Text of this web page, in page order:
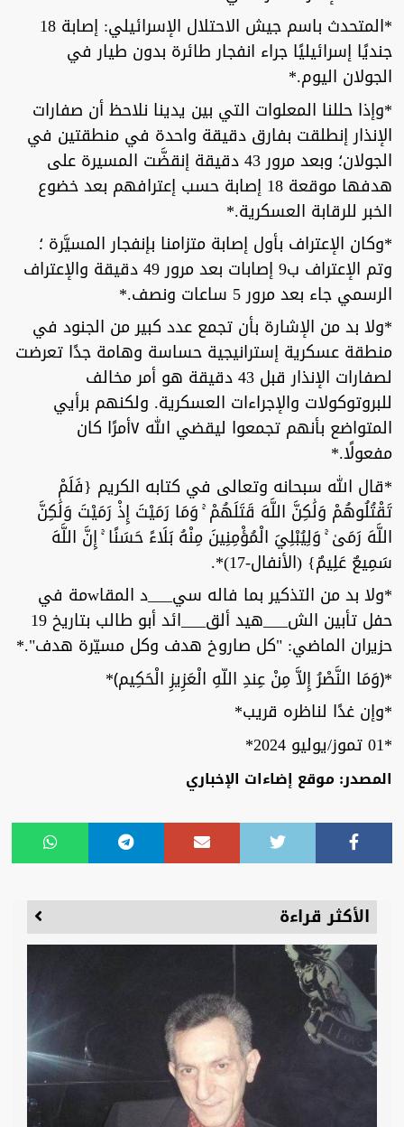
*المتحدث باسم جيش الاحتلال الإسرائيلي: إصابة 18
جنديًا إسرائيليًا جراء انفجار طائرة بدون طيار في
الجولان اليوم.*
*وإذا حللنا المعلوات التي بين يدينا نلاحظ أن صفارات
الإنذار إنطلقت بفارق دقيقة واحدة في منطقتين في
الجولان؛ وبعد مرور 43 دقيقة إنقضَّت المسيرة على
هدفها موقعة 18 إصابة حسب إعترافهم بعد خضوع
الخبر للرقابة العسكرية.*
*وكان الإعتراف بأول إصابة متزامنا بإنفجار المسيَّرة ؛
وتم الإعتراف ب9 إصابات بعد مرور 49 دقيقة والإعتراف
الرسمي جاء بعد مرور 5 ساعات ونصف.*
*ولا بد من الإشارة بأن تجمع عدد كبير من الجنود في
منطقة عسكرية إسترانيجية حساسة وهامة جدًا تعرضت
لصفارات الإنذار قبل 43 دقيقة هو أمر مخالف
للبروتوكولات والإجراءات العسكرية. ولكنهم برأيي
المتواضع بأنهم تجمعوا ليقضي الله ٧أمرًا كان
مفعولًا.*
*قال الله سبحانه وتعالى في كتابه الكريم {فَلَمْ
تَقْتُلُوهُمْ وَلَٰكِنَّ اللَّهَ قَتَلَهُمْ ۚ وَمَا رَمَيْتَ إِذْ رَمَيْتَ وَلَٰكِنَّ
اللَّهَ رَمَىٰ ۚ وَلِيُبْلِيَ الْمُؤْمِنِينَ مِنْهُ بَلَاءً حَسَنًا ۚ إِنَّ اللَّهَ
سَمِيعٌ عَلِيمٌ} (الأنفال-17)*.
*ولا بد من التذكير بما فاله سي___د المقاwمة في
حفل تأبين الش___هيد ألق___ائد أبو طالب بتاريخ 19
حزيران الماضي: "كل صاروخ هدف وكل مسيّرة هدف".*
*﴿وَمَا النَّصْرُ إِلاَّ مِنْ عِندِ اللّهِ الْعَزِيزِ الْحَكِيم﴾‏*
*وإن غدًا لناظره قريب*
*01 تموز/يوليو 2024*
المصدر: موقع إضاءات الإخباري
الأكثر قراءة